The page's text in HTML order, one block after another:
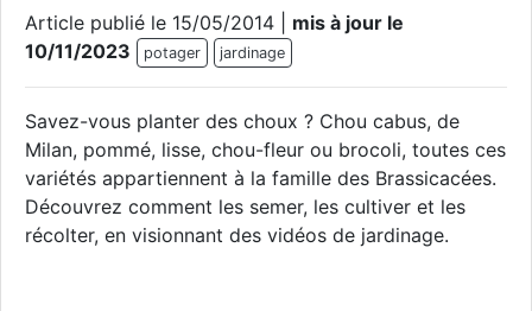
Article publié le 15/05/2014 | mis à jour le
10/11/2023
potager jardinage
Savez-vous planter des choux ? Chou cabus, de
Milan, pommé, lisse, chou-fleur ou brocoli, toutes ces
variétés appartiennent à la famille des Brassicacées.
Découvrez comment les semer, les cultiver et les
récolter, en visionnant des vidéos de jardinage.